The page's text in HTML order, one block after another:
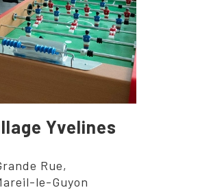
Yvelines
Rue,
le-Guyon